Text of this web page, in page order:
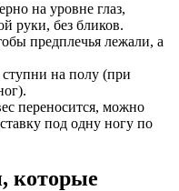
на уровне глаз,
руки, без бликов.
предплечья лежали, а
на полу (при
переносится, можно
под одну ногу по
которые